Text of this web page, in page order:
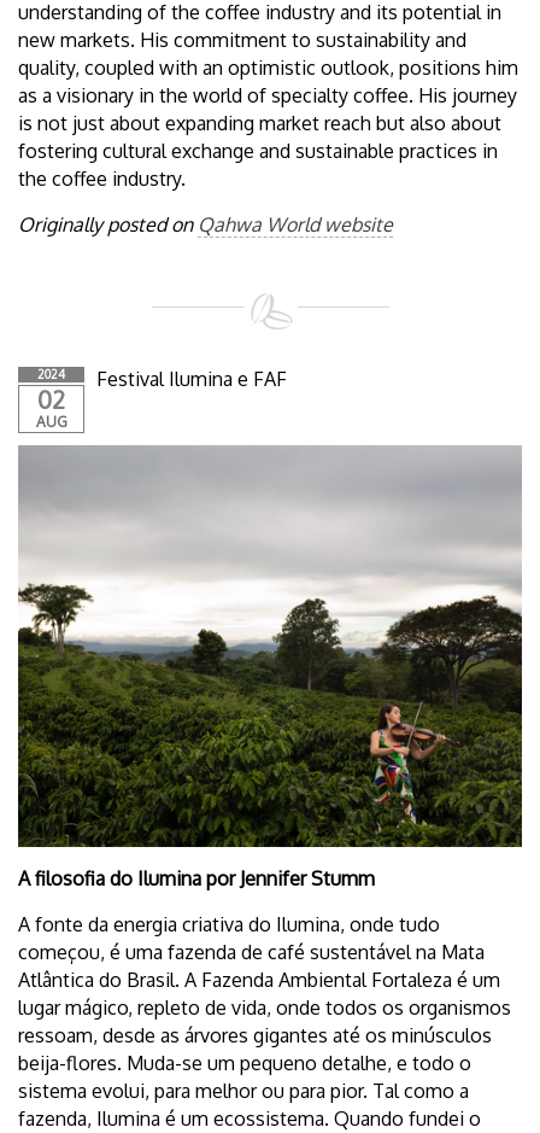
understanding of the coffee industry and its potential in
new markets. His commitment to sustainability and
quality, coupled with an optimistic outlook, positions him
as a visionary in the world of specialty coffee. His journey
is not just about expanding market reach but also about
fostering cultural exchange and sustainable practices in
the coffee industry.
Originally posted on Qahwa World website
2024
02
AUG
Festival Ilumina e FAF
A filosofia do Ilumina por Jennifer Stumm
A fonte da energia criativa do Ilumina, onde tudo
começou, é uma fazenda de café sustentável na Mata
Atlântica do Brasil. A Fazenda Ambiental Fortaleza é um
lugar mágico, repleto de vida, onde todos os organismos
ressoam, desde as árvores gigantes até os minúsculos
beija-flores. Muda-se um pequeno detalhe, e todo o
sistema evolui, para melhor ou para pior. Tal como a
fazenda, Ilumina é um ecossistema. Quando fundei o